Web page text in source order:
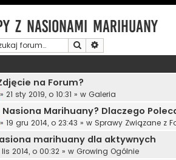
z Nasionami Marihuany
Szukaj
na Forum?
» 21 sty 2019, o 10:31 » w Galeria
Nasiona Marihuany? Dlaczego
» 19 gru 2014, o 23:43 » w Sprawy Związane z
marihuany dla aktywnych
lis 2014, o 00:32 » w Growing Ogólnie